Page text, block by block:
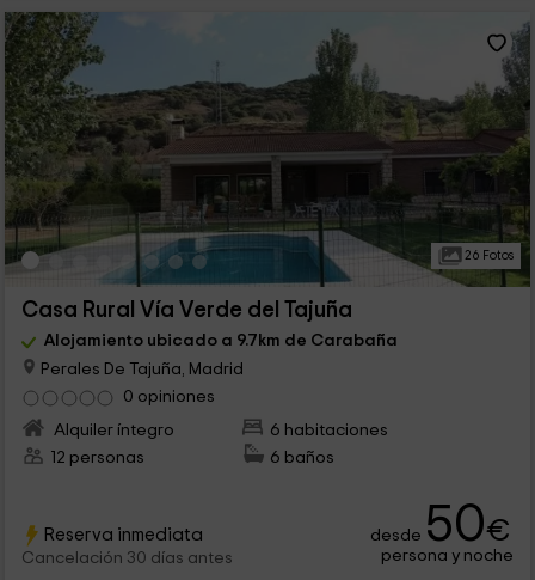
26 Fotos
Casa Rural Vía Verde del Tajuña
Alojamiento ubicado a 9.7km de Carabaña
Perales De Tajuña, Madrid
0 opiniones
Alquiler íntegro
6 habitaciones
12 personas
6 baños
Reserva inmediata
Cancelación 30 días antes
desde 50€
persona y noche